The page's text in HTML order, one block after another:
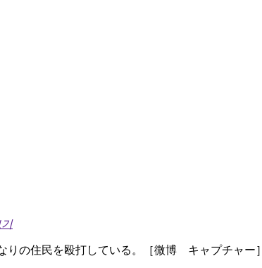
りの住民を殴打している。［微博 キャプチャー］